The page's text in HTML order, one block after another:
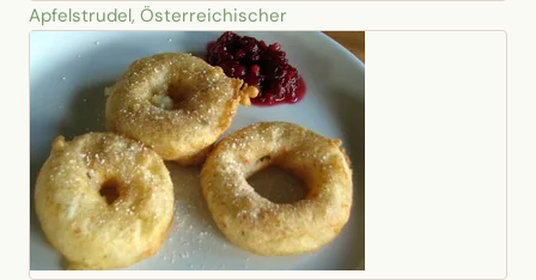
Apfelstrudel, Österreichischer